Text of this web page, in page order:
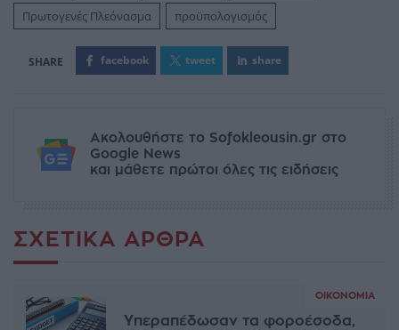
Πρωτογενές Πλεόνασμα
προϋπολογισμός
facebook tweet share
Ακολουθήστε το Sofokleousin.gr στο
Google News
και μάθετε πρώτοι όλες τις ειδήσεις
ΣΧΕΤΙΚΆ ΆΡΘΡΑ
ΟΙΚΟΝΟΜΊΑ
Υπεραπέδωσαν τα φοροέσοδα,